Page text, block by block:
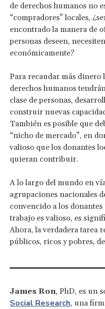
de derechos humanos no
“compradores” locales,
encontrado la manera de
personas deseen,
económicamente?
Para recaudar más dinero
derechos humanos
clase de personas,
construir nuevas
También es posible que
“nicho de mercado”, en
valioso que los donantes
quieran contribuir.
A lo largo del mundo en
agrupaciones nacionales
convencido a los
trabajo es valioso, es
Ahora, la verdadera tarea
públicos, ricos y pobres,
James Ron, PhD, es un
Social Research, una